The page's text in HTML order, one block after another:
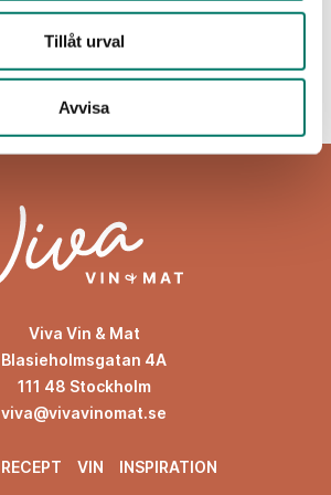
Tillåt urval
Avvisa
KÖP
Viva Vin & Mat
Blasieholmsgatan 4A
111 48 Stockholm
viva@vivavinomat.se
RECEPT VIN INSPIRATION